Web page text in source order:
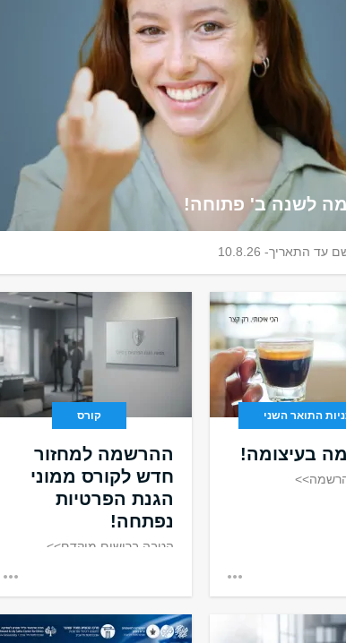
השני
זה הזמן
יתרון
לשנה ב' פתוחה!
התאריך- 10.8.26
התואר השני
בעיצומה!
קורס
ההרשמה למחזור
חדש לקורס ממוני
הגנת הפרטיות
נפתחה!
הטבה ברישום מוקדם>>